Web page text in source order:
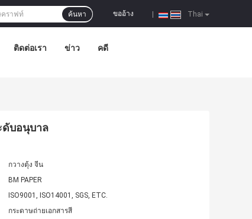
Thai
ขออ้าง
ค้นหา
ติดต่อเรา ข่าว คดี
ดับอนุบาล
กวางตุ้ง จีน
BM PAPER
ISO9001, ISO14001, SGS, ETC.
กระดาษถ่ายเอกสารสี